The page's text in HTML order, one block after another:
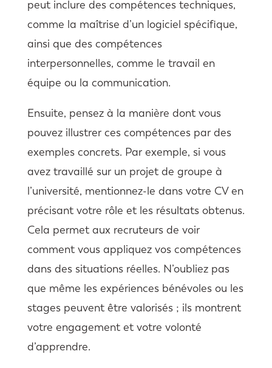
peut inclure des compétences techniques,
comme la maîtrise d’un logiciel spécifique,
ainsi que des compétences
interpersonnelles, comme le travail en
équipe ou la communication.
Ensuite, pensez à la manière dont vous
pouvez illustrer ces compétences par des
exemples concrets. Par exemple, si vous
avez travaillé sur un projet de groupe à
l’université, mentionnez-le dans votre CV en
précisant votre rôle et les résultats obtenus.
Cela permet aux recruteurs de voir
comment vous appliquez vos compétences
dans des situations réelles. N’oubliez pas
que même les expériences bénévoles ou les
stages peuvent être valorisés ; ils montrent
votre engagement et votre volonté
d’apprendre.